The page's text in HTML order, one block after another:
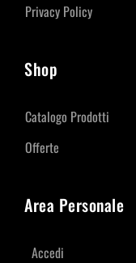
Privacy Policy
Shop
Catalogo Prodotti
Offerte
Area Personale
Accedi